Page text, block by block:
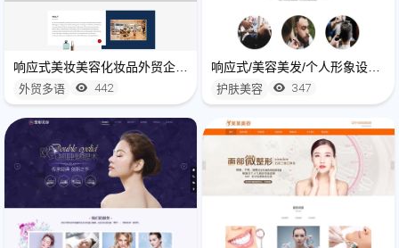
外贸多语 442 护肤美容 347